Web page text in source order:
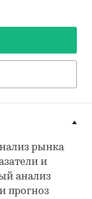
рынка
и
анализ
прогноз